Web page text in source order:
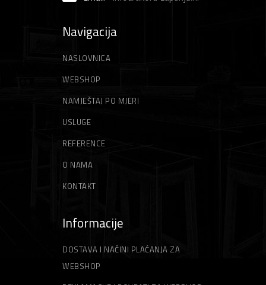
Navigacija
NASLOVNICA
WEBSHOP
NAMJEŠTAJ PO MJERI
USLUGE
REFERENCE
O NAMA
KONTAKT
Informacije
DOSTAVA I NAČINI PLAĆANJA ZA
WEBSHOP